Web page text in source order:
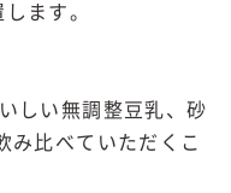
ます。
しい無調整豆乳、砂
み比べていただくこ